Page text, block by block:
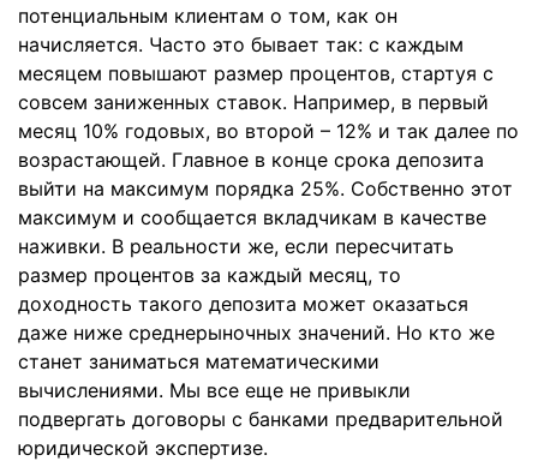
потенциальным клиентам о том, как он
начисляется. Часто это бывает так: с каждым
месяцем повышают размер процентов, стартуя с
совсем заниженных ставок. Например, в первый
месяц 10% годовых, во второй – 12% и так далее по
возрастающей. Главное в конце срока депозита
выйти на максимум порядка 25%. Собственно этот
максимум и сообщается вкладчикам в качестве
наживки. В реальности же, если пересчитать
размер процентов за каждый месяц, то
доходность такого депозита может оказаться
даже ниже среднерыночных значений. Но кто же
станет заниматься математическими
вычислениями. Мы все еще не привыкли
подвергать договоры с банками предварительной
юридической экспертизе.